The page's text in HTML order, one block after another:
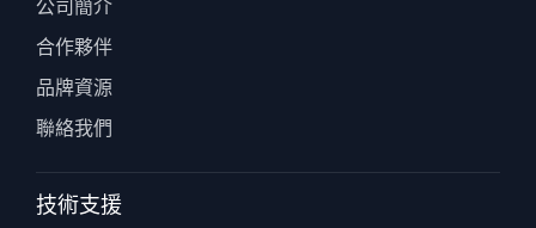
公司簡介
合作夥伴
品牌資源
聯絡我們
技術支援